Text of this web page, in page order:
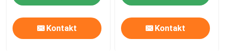
Kontakt Kontakt